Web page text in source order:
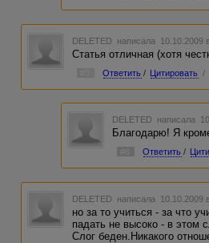
DELETED написала 10.10.2009
Статья отличная (хотя
Ответить / Цитировать /
DELETED написала
Благодарю! Я
Ответить /
DELETED написала 10.10.2009
но за то учиться - за что
падать не высоко - в этом
Слог беден.Никакого